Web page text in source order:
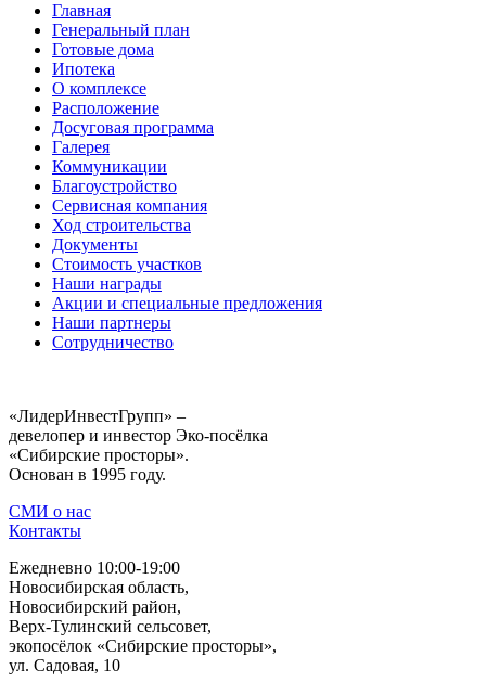
Главная
Генеральный план
Готовые дома
Ипотека
О комплексе
Расположение
Досуговая программа
Галерея
Коммуникации
Благоустройство
Сервисная компания
Ход строительства
Документы
Стоимость участков
Наши награды
Акции и специальные предложения
Наши партнеры
Сотрудничество
«ЛидерИнвестГрупп» –
девелопер и инвестор Эко-посёлка
«Сибирские просторы».
Основан в 1995 году.
СМИ о нас
Контакты
Ежедневно 10:00-19:00
Новосибирская область,
Новосибирский район,
Верх-Тулинский сельсовет,
экопосёлок «Сибирские просторы»,
ул. Садовая, 10